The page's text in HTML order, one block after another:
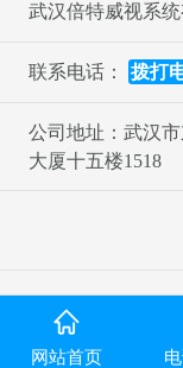
武汉倍特威视系统
联系电话： 拨打
公司地址：武汉
大厦十五楼1518
网站首页